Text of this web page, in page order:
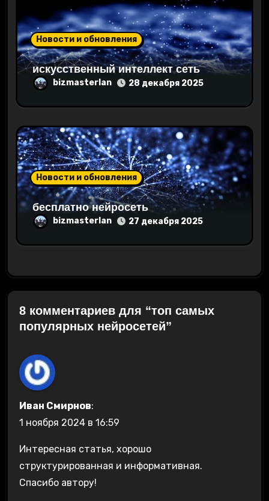
м
Новости и обновления
искусственный интеллект сеть
bizmasterlan 28 декабря 2025
Новости и обновления
бесплатно нейросеть
bizmasterlan 27 декабря 2025
8 комментариев для “топ самых
популярных нейросетей”
Иван Смирнов:
1 ноября 2024 в 16:59
Интересная статья, хорошо
структурированная и информативная.
Спасибо автору!